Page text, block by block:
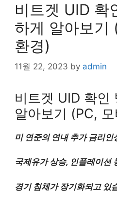
비트겟 UID 확
하게 알아보기
환경)
11월 22, 2023 by admin
비트겟 UID 확인
알아보기 (PC,
미 연준의 연내 추가 금리인
국제유가 상승, 인플레이션
경기 침체가 장기화되고 있